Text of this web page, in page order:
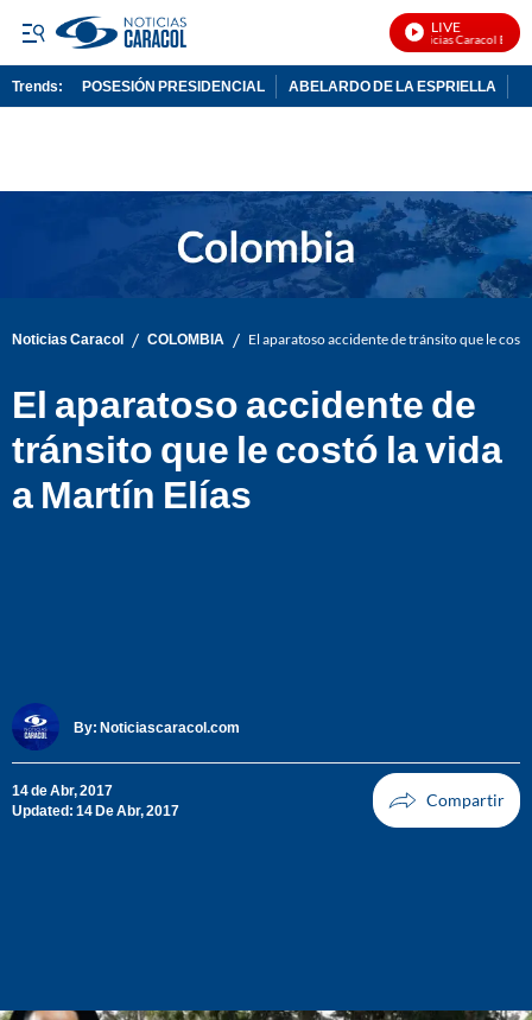
LIVE
Noticias Caracol En
Trends: POSESIÓN PRESIDENCIAL ABELARDO DE LA ESPRIELLA
Noticias Caracol / COLOMBIA / El aparatoso accidente de tránsito que le
El aparatoso accidente de
tránsito que le costó la vida
a Martín Elías
By: Noticiascaracol.com
14 de Abr, 2017
Updated: 14 De Abr, 2017